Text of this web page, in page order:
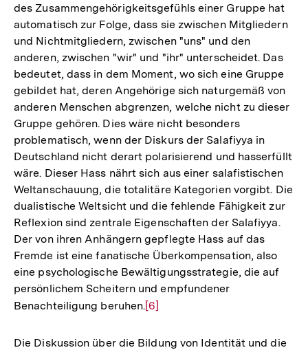
des Zusammengehörigkeitsgefühls einer Gruppe hat
automatisch zur Folge, dass sie zwischen Mitgliedern
und Nichtmitgliedern, zwischen "uns" und den
anderen, zwischen "wir" und "ihr" unterscheidet. Das
bedeutet, dass in dem Moment, wo sich eine Gruppe
gebildet hat, deren Angehörige sich naturgemäß von
anderen Menschen abgrenzen, welche nicht zu dieser
Gruppe gehören. Dies wäre nicht besonders
problematisch, wenn der Diskurs der Salafiyya in
Deutschland nicht derart polarisierend und hasserfüllt
wäre. Dieser Hass nährt sich aus einer salafistischen
Weltanschauung, die totalitäre Kategorien vorgibt. Die
dualistische Weltsicht und die fehlende Fähigkeit zur
Reflexion sind zentrale Eigenschaften der Salafiyya.
Der von ihren Anhängern gepflegte Hass auf das
Fremde ist eine fanatische Überkompensation, also
eine psychologische Bewältigungsstrategie, die auf
persönlichem Scheitern und empfundener
Benachteiligung beruhen.Zur
der
[6]
Die Diskussion über die Bildung von Identität und die